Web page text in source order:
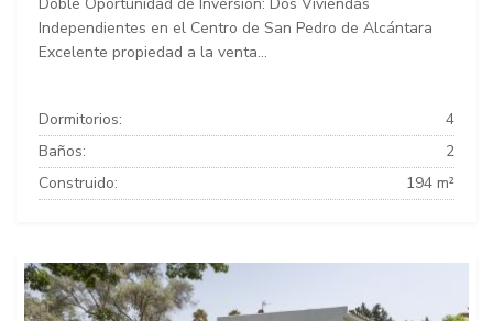
Independientes en el Centro de San Pedro de Alcántara
Excelente propiedad a la venta...
Dormitorios:
4
Baños:
2
Construido:
194 m²